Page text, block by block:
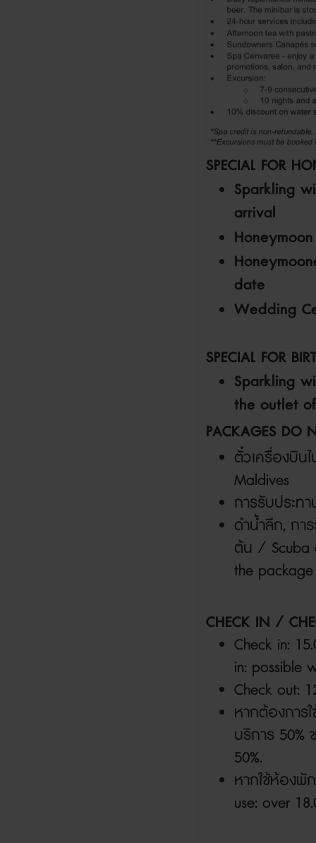
SPECIAL FOR
Sparkling
arrival
date
Wedding
SPECIAL FOR
Sparkling
the outlet
PACKAGES DO
ตั๋วเครื่องบิน
Maldives
การรับประท
ดำน้ำลึก, กา
ต้น / Scuba
the package
CHECK IN /
Check in:
in: possible
Check out:
หากต้องการ
บริการ 50%
50%.
หากใช้ห้องพั
use: over